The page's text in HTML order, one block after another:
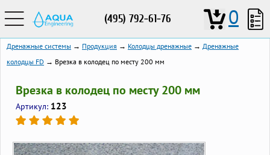
(495) 792-61-76 0
Дренажные системы → Продукция → Колодцы дренажные → Дренажные
колодцы FD → Врезка в колодец по месту 200 мм
Врезка в колодец по месту 200 мм
Артикул: 123